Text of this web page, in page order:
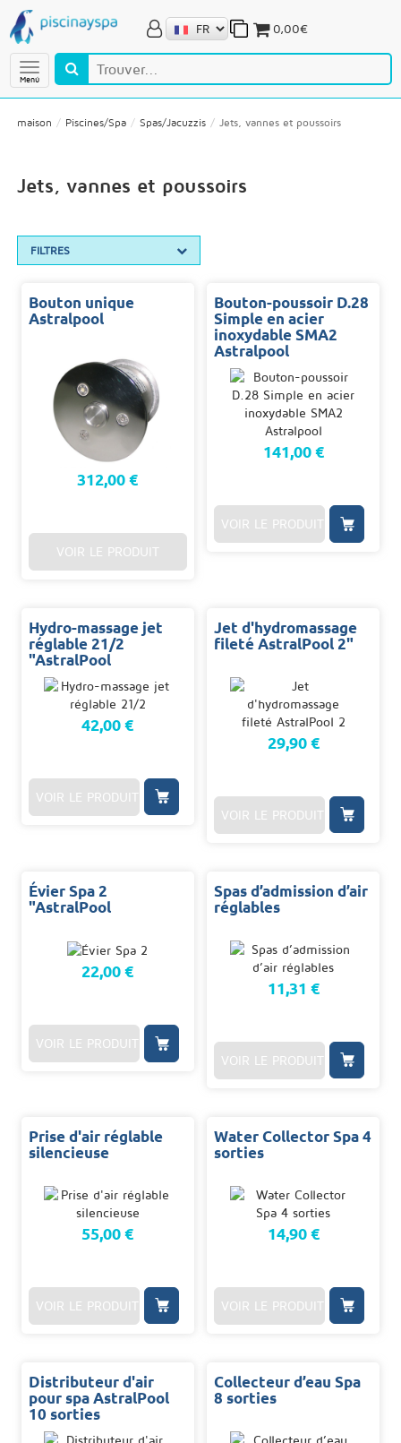
Menú
0,00€
maison Piscines/Spa Spas/Jacuzzis Jets, vannes et poussoirs
Jets, vannes et poussoirs
FILTRES
Bouton unique
Astralpool
312,00 €
VOIR LE PRODUIT
Bouton-poussoir D.28
Simple en acier
inoxydable SMA2
Astralpool
141,00 €
VOIR LE PRODUIT
Hydro-massage jet
réglable 21/2
"AstralPool
42,00 €
VOIR LE PRODUIT
Jet d'hydromassage
fileté AstralPool 2"
29,90 €
VOIR LE PRODUIT
Évier Spa 2
"AstralPool
22,00 €
VOIR LE PRODUIT
Spas d’admission d’air
réglables
11,31 €
VOIR LE PRODUIT
Prise d'air réglable
silencieuse
55,00 €
VOIR LE PRODUIT
Water Collector Spa 4
sorties
14,90 €
VOIR LE PRODUIT
Distributeur d'air
pour spa AstralPool
10 sorties
Collecteur d’eau Spa
8 sorties